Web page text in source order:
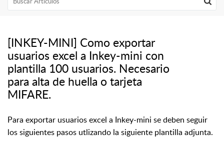
[INKEY-MINI] Como exportar
usuarios excel a Inkey-mini con
plantilla 100 usuarios. Necesario
para alta de huella o tarjeta
MIFARE.
Para exportar usuarios excel a Inkey-mini se deben seguir
los siguientes pasos utlizando la siguiente plantilla adjunta.